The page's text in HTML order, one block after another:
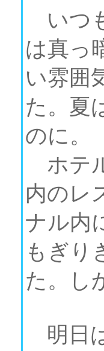
いつ
は真っ
い雰囲
た。夏
のに。
ホテ
内のレ
ナル内
もぎり
た。し
明日